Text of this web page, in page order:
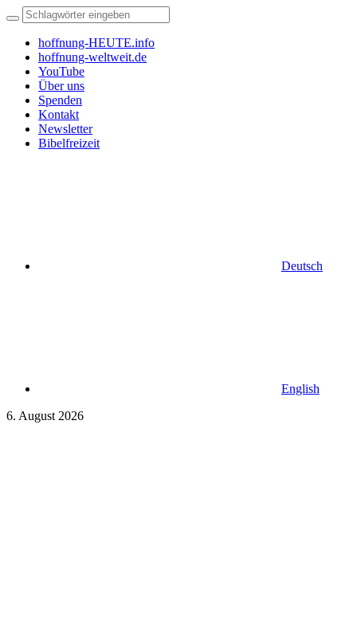
hoffnung-HEUTE.info
hoffnung-weltweit.de
YouTube
Über uns
Spenden
Kontakt
Newsletter
Bibelfreizeit
Deutsch
English
6. August 2026